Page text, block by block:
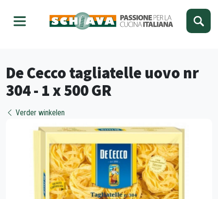
De Cecco tagliatelle uovo nr
304 - 1 x 500 GR
Verder winkelen